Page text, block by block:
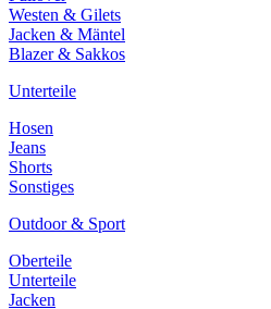
Westen & Gilets
Jacken & Mäntel
Blazer & Sakkos
Unterteile
Hosen
Jeans
Shorts
Sonstiges
Outdoor & Sport
Oberteile
Unterteile
Jacken